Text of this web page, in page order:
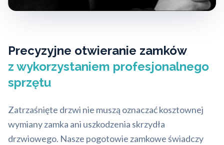
Precyzyjne otwieranie zamków
z wykorzystaniem profesjonalnego
sprzętu
Zatrzaśnięte drzwi nie muszą oznaczać kosztownej
wymiany zamka ani uszkodzenia skrzydła
drzwiowego. Nasze pogotowie zamkowe świadczy